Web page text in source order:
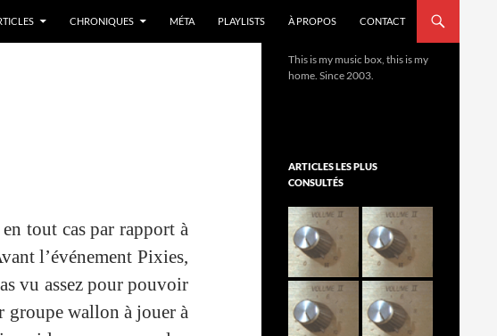
CHRONIQUES MÉTA PLAYLISTS À PROPOS CONTACT
tout cas par rapport à
l’événement Pixies,
vu assez pour pouvoir
groupe wallon à jouer à
This is my music box, this is my
home. Since 2003.
ARTICLES LES PLUS
CONSULTÉS